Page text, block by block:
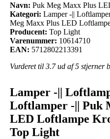
Navn: Puk Meg Maxx Plus
Kategori: Lamper -||
Meg Maxx Plus LED
Producent: Top Light
Varenummer: 10614710
EAN: 5712802213391
Vurderet til 3.7ud af 5 stjerner
Lamper -||
Loftlamper -|| Puk
LED Loftlampe
Top Light